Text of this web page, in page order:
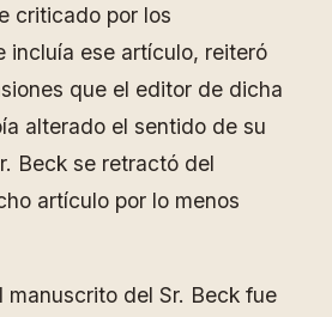
criticado por los
incluía ese artículo, reiteró
que el editor de dicha
alterado el sentido de su
Beck se retractó del
artículo por lo menos
del Sr. Beck fue